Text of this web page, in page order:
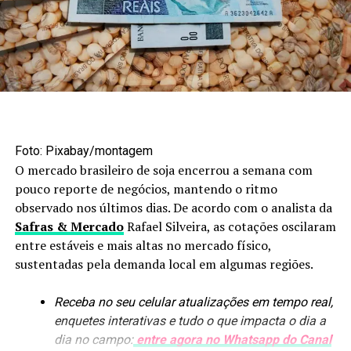
processamento
Os biocombustíveis estão entre os segmentos que mais
avançaram nesse processo. Em nove anos, a produção de
etanol passou de 1,6 bilhão para uma previsão de
bilhões de litros
. A arrecadação de ICMS do setor
também aumentou, de R$ 300 milhões para mais de R$ 4
bilhões.
O crescimento das usinas trouxe novos produtos para
dentro da cadeia, como óleo de milho e DDG, utilizado
Foto: Pixabay/montagem
O mercado brasileiro de soja encerrou a semana com
pouco reporte de negócios, mantendo o ritmo
observado nos últimos dias. De acordo com o analista da
Safras & MercadoRafael Silveira, as cotações oscilaram
entre estáveis e mais altas no mercado físico,
sustentadas pela demanda local em algumas regiões.
Receba no seu celular atualizações em tempo real,
enquetes interativas e tudo o que impacta o dia a
dia no campo: entre agora no Whatsapp do Canal